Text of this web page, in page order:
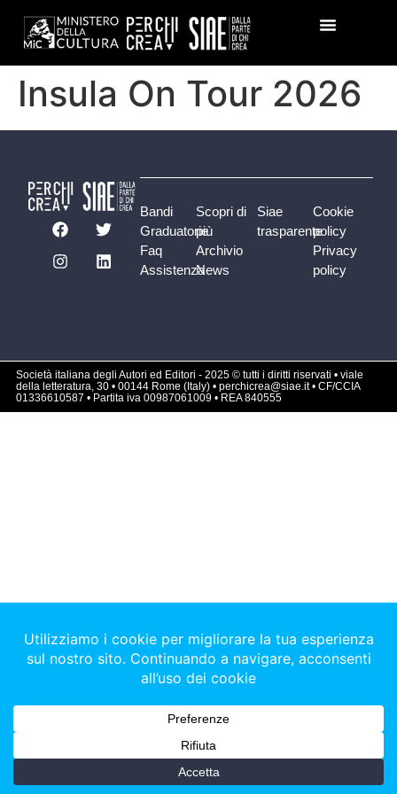
Insula On Tour 2026
Bandi
Graduatorie
Faq
Assistenza
Scopri di
più
Archivio
News
Siae
trasparente
Cookie
policy
Privacy
policy
Società italiana degli Autori ed Editori - 2025 © tutti i diritti riservati • viale
della letteratura, 30 • 00144 Rome (Italy) • perchicrea@siae.it • CF/CCIA
01336610587 • Partita iva 00987061009 • REA 840555